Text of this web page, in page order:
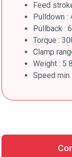
Feed
Pulldown :
Pullback :
Torque :
Clamp
Weight : 5
Speed